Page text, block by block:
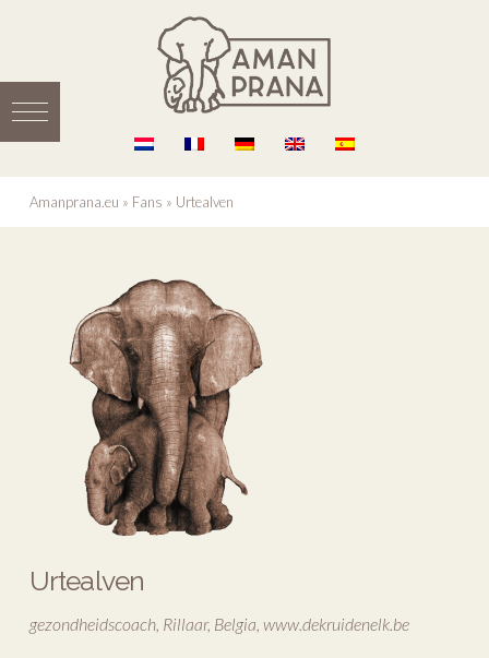
Amanprana.eu » Fans » Urtealven
Urtealven
gezondheidscoach, Rillaar, Belgia, www.dekruidenelk.be